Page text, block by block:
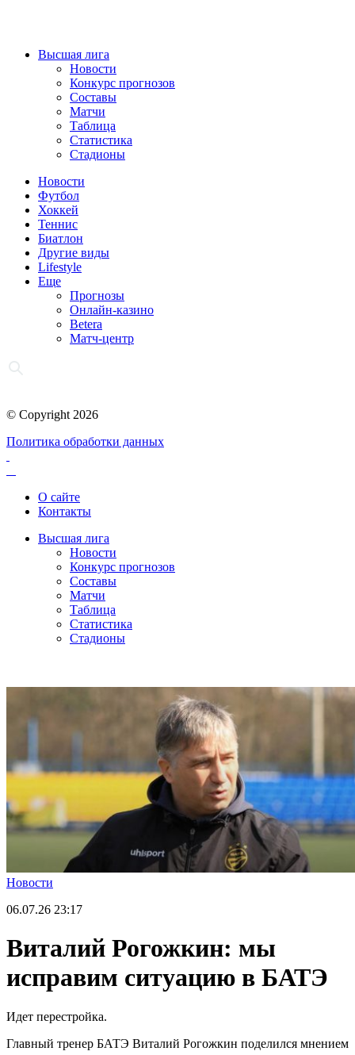
Высшая лига
Новости
Конкурс прогнозов
Составы
Матчи
Таблица
Статистика
Стадионы
Новости
Футбол
Хоккей
Теннис
Биатлон
Другие виды
Lifestyle
Еще
Прогнозы
Онлайн-казино
Betera
Матч-центр
© Copyright 2026
Политика обработки данных
О сайте
Контакты
Высшая лига
Новости
Конкурс прогнозов
Составы
Матчи
Таблица
Статистика
Стадионы
Новости
06.07.26 23:17
Виталий Рогожкин: мы
исправим ситуацию в БАТЭ
Идет перестройка.
Главный тренер БАТЭ Виталий Рогожкин поделился мнением